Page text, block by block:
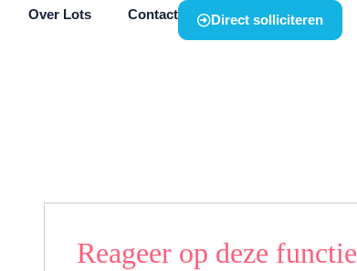
Over Lots Contact Direct solliciteren
Reageer op deze functie